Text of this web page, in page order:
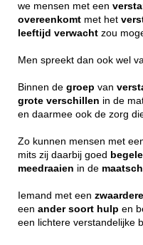
we mensen met een
overeenkomt met het
leeftijd verwacht zou
Men spreekt dan ook wel
Binnen de groep van
grote verschillen in de
en daarmee ook de zorg
Zo kunnen mensen met
mits zij daarbij goed
meedraaien in de
Iemand met een zwaardere
een ander soort hulp en
een lichtere verstandelijke